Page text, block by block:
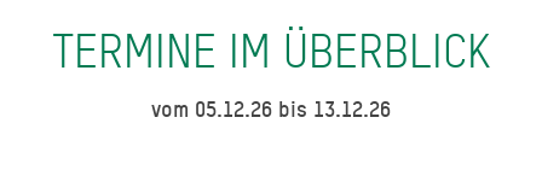
TERMINE IM ÜBERBLICK
vom 05.12.26 bis 13.12.26